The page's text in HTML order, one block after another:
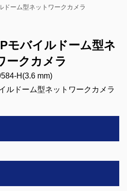
ドーム型ネットワークカメラ
モバイルドーム型ネ
ークカメラ
H(3.6 mm)